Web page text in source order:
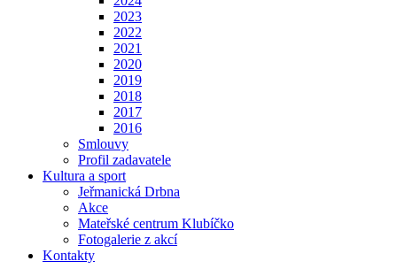
2023
2022
2021
2020
2019
2018
2017
2016
Smlouvy
Profil zadavatele
Kultura a sport
Jeřmanická Drbna
Akce
Mateřské centrum Klubíčko
Fotogalerie z akcí
Kontakty